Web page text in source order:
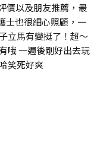
價以及朋友推薦，最
士也很細心照顧，一
立馬有變挺了！超～
哦 一週後剛好出去玩
笑死好爽